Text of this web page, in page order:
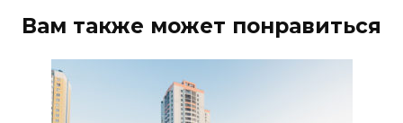
Вам также может понравиться